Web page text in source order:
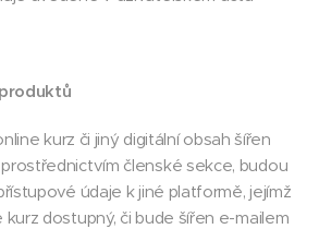
kurz či jiný digitální obsah šířen
členské sekce, budou
údaje k jiné platformě, jejímž
dostupný, či bude šířen e-mailem